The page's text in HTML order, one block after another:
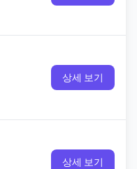
상세 보기
상세 보기